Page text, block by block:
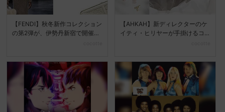
【FENDI】秋冬新作コレクション
の第2弾が、伊勢丹新宿で開催さ
【AHKAH】新ディレクターのケ
イティ・ヒリヤーが手掛けるコ